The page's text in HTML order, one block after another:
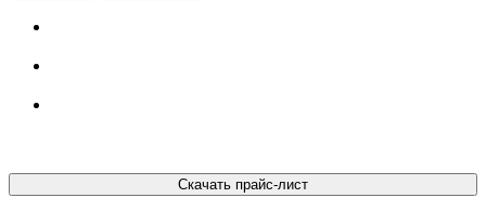
Скачать прайс-лист